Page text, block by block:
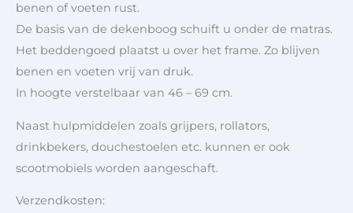
benen of voeten rust.
De basis van de dekenboog schuift u onder de matras.
Het beddengoed plaatst u over het frame. Zo blijven
benen en voeten vrij van druk.
In hoogte verstelbaar van 46 – 69 cm.
Naast hulpmiddelen zoals grijpers, rollators,
drinkbekers, douchestoelen etc. kunnen er ook
scootmobiels worden aangeschaft.
Verzendkosten: